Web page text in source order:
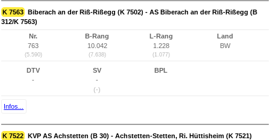
K 7563 Biberach an der Riß-Rißegg (K 7502) - AS Biberach an der Riß-Rißegg (B
312/K 7563)
Nr.
763
(5.590)
B-Rang
10.042
(7.638)
L-Rang
1.228
(1.077)
Land
BW
DTV
-
SV
-
(-)
BPL
Infos...
K 7522 KVP AS Achstetten (B 30) - Achstetten-Stetten, Ri. Hüttisheim (K 7521)